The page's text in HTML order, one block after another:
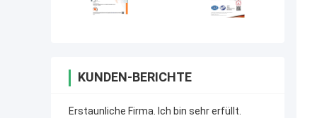
KUNDEN-BERICHTE
Erstaunliche Firma. Ich bin sehr erfüllt.